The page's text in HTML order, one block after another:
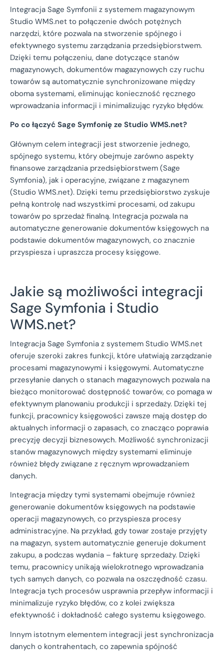
Integracja Sage Symfonii z systemem magazynowym
Studio WMS.net to połączenie dwóch potężnych
narzędzi, które pozwala na stworzenie spójnego i
efektywnego systemu zarządzania przedsiębiorstwem.
Dzięki temu połączeniu, dane dotyczące stanów
magazynowych, dokumentów magazynowych czy ruchu
towarów są automatycznie synchronizowane między
oboma systemami, eliminując konieczność ręcznego
wprowadzania informacji i minimalizując ryzyko błędów.
Po co łączyć Sage Symfonię ze Studio WMS.net?
Głównym celem integracji jest stworzenie jednego,
spójnego systemu, który obejmuje zarówno aspekty
finansowe zarządzania przedsiębiorstwem (Sage
Symfonia), jak i operacyjne, związane z magazynem
(Studio WMS.net). Dzięki temu przedsiębiorstwo zyskuje
pełną kontrolę nad wszystkimi procesami, od zakupu
towarów po sprzedaż finalną. Integracja pozwala na
automatyczne generowanie dokumentów księgowych na
podstawie dokumentów magazynowych, co znacznie
przyspiesza i upraszcza procesy księgowe.
Jakie są możliwości integracji
Sage Symfonia i Studio
WMS.net?
Integracja Sage Symfonia z systemem Studio WMS.net
oferuje szeroki zakres funkcji, które ułatwiają zarządzanie
procesami magazynowymi i księgowymi. Automatyczne
przesyłanie danych o stanach magazynowych pozwala na
bieżąco monitorować dostępność towarów, co pomaga w
efektywnym planowaniu produkcji i sprzedaży. Dzięki tej
funkcji, pracownicy księgowości zawsze mają dostęp do
aktualnych informacji o zapasach, co znacząco poprawia
precyzję decyzji biznesowych. Możliwość synchronizacji
stanów magazynowych między systemami eliminuje
również błędy związane z ręcznym wprowadzaniem
danych.
Integracja między tymi systemami obejmuje również
generowanie dokumentów księgowych na podstawie
operacji magazynowych, co przyspiesza procesy
administracyjne. Na przykład, gdy towar zostaje przyjęty
na magazyn, system automatycznie generuje dokument
zakupu, a podczas wydania – fakturę sprzedaży. Dzięki
temu, pracownicy unikają wielokrotnego wprowadzania
tych samych danych, co pozwala na oszczędność czasu.
Integracja tych procesów usprawnia przepływ informacji i
minimalizuje ryzyko błędów, co z kolei zwiększa
efektywność i dokładność całego systemu księgowego.
Innym istotnym elementem integracji jest synchronizacja
danych o kontrahentach, co zapewnia spójność